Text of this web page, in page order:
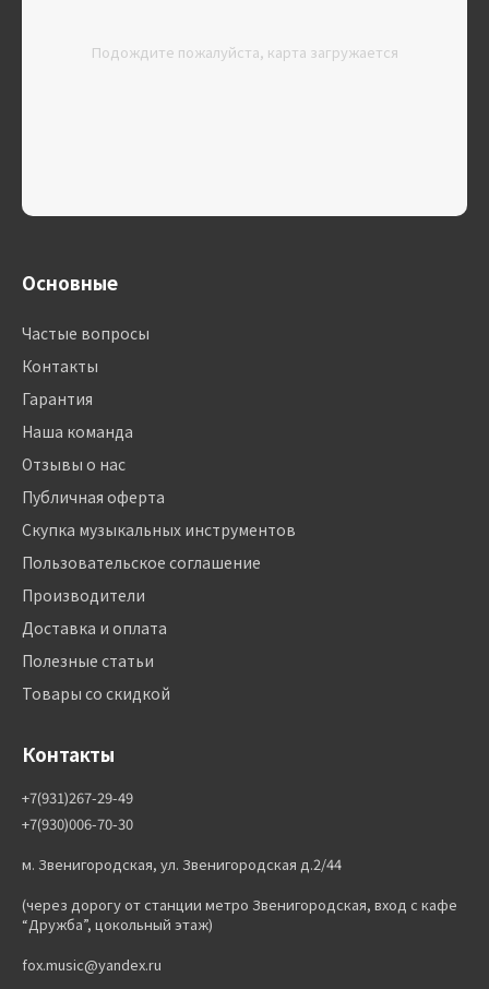
Подождите пожалуйста, карта загружается
Основные
Частые вопросы
Контакты
Гарантия
Наша команда
Отзывы о нас
Публичная оферта
Скупка музыкальных инструментов
Пользовательское соглашение
Производители
Доставка и оплата
Полезные статьи
Товары со скидкой
Контакты
+7(931)267-29-49
+7(930)006-70-30
м. Звенигородская, ул. Звенигородская д.2/44
(через дорогу от станции метро Звенигородская, вход с кафе
“Дружба”, цокольный этаж)
fox.music@yandex.ru